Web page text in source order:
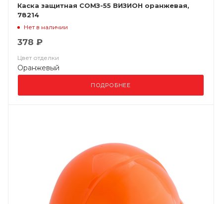
Каска защитная СОМЗ-55 ВИЗИОН оранжевая,
78214
Нет в наличии
378 ₽
Цвет отделки
Оранжевый
ПОДРОБНЕЕ